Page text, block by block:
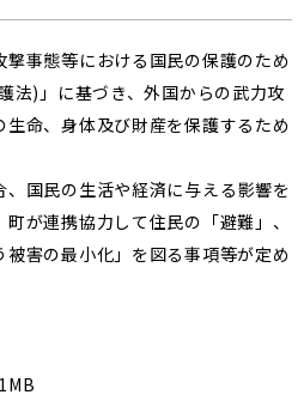
事態等における国民の保護のため
法)」に基づき、外国からの武力攻
命、身体及び財産を保護するため
国民の生活や経済に与える影響を
が連携協力して住民の「避難」、
被害の最小化」を図る事項等が定め